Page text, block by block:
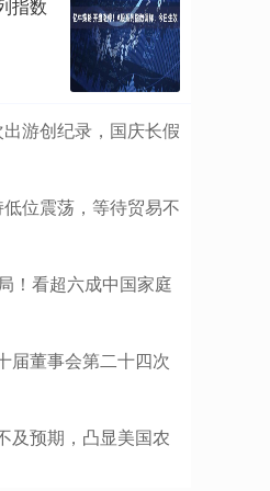
指数
游创纪录，国庆长假
位震荡，等待贸易不
！看超六成中国家庭
届董事会第二十四次
及预期，凸显美国农